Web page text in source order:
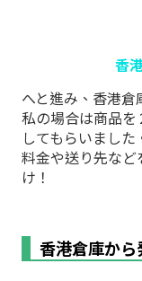
香
へと進み、香港
私の場合は商品
してもらいました
料金や送り先な
け！
香港倉庫から